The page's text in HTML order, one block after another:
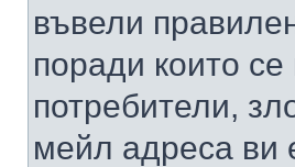
въвели
поради които
потребители,
мейл адреса ви